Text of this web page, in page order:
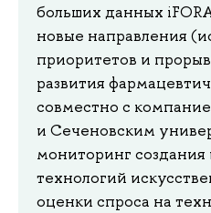
больших данных
новые направления
приоритетов и
развития
совместно с
и Сеченовским
мониторинг
технологий
оценки спроса на